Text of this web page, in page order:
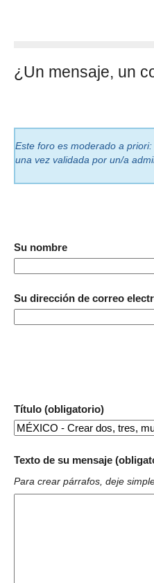
¿Un mensaje, un
Este foro es moderado a
una vez validada por un/a
Su nombre
Su dirección de correo
Título (obligatorio)
Texto de su mensaje
Para crear párrafos, deje